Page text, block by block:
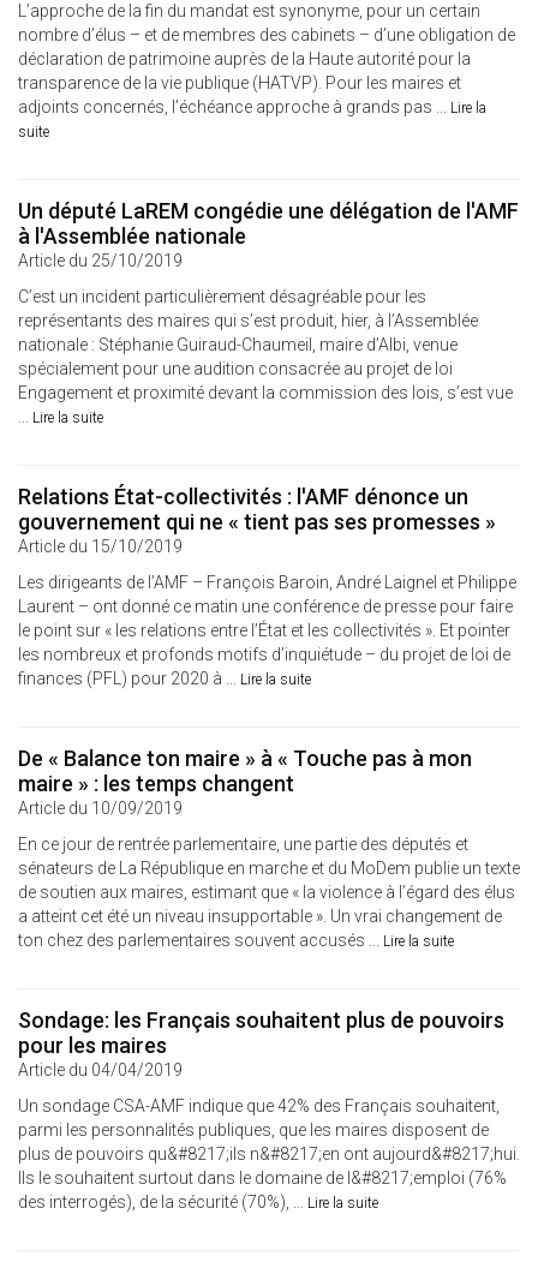
L’approche de la fin du mandat est synonyme, pour un certain
nombre d’élus – et de membres des cabinets – d’une obligation de
déclaration de patrimoine auprès de la Haute autorité pour la
transparence de la vie publique (HATVP). Pour les maires et
adjoints concernés, l’échéance approche à grands pas ... Lire la
suite
Un député LaREM congédie une délégation de l'AMF
à l'Assemblée nationale
Article du 25/10/2019
C’est un incident particulièrement désagréable pour les
représentants des maires qui s’est produit, hier, à l’Assemblée
nationale : Stéphanie Guiraud-Chaumeil, maire d’Albi, venue
spécialement pour une audition consacrée au projet de loi
Engagement et proximité devant la commission des lois, s’est vue
... Lire la suite
Relations État-collectivités : l'AMF dénonce un
gouvernement qui ne « tient pas ses promesses »
Article du 15/10/2019
Les dirigeants de l’AMF – François Baroin, André Laignel et Philippe
Laurent – ont donné ce matin une conférence de presse pour faire
le point sur « les relations entre l’État et les collectivités ». Et pointer
les nombreux et profonds motifs d’inquiétude – du projet de loi de
finances (PFL) pour 2020 à ... Lire la suite
De « Balance ton maire » à « Touche pas à mon
maire » : les temps changent
Article du 10/09/2019
En ce jour de rentrée parlementaire, une partie des députés et
sénateurs de La République en marche et du MoDem publie un texte
de soutien aux maires, estimant que « la violence à l’égard des élus
a atteint cet été un niveau insupportable ». Un vrai changement de
ton chez des parlementaires souvent accusés ... Lire la suite
Sondage: les Français souhaitent plus de pouvoirs
pour les maires
Article du 04/04/2019
Un sondage CSA-AMF indique que 42% des Français souhaitent,
parmi les personnalités publiques, que les maires disposent de
plus de pouvoirs qu&#8217;ils n&#8217;en ont aujourd&#8217;hui.
Ils le souhaitent surtout dans le domaine de l&#8217;emploi (76%
des interrogés), de la sécurité (70%), ... Lire la suite